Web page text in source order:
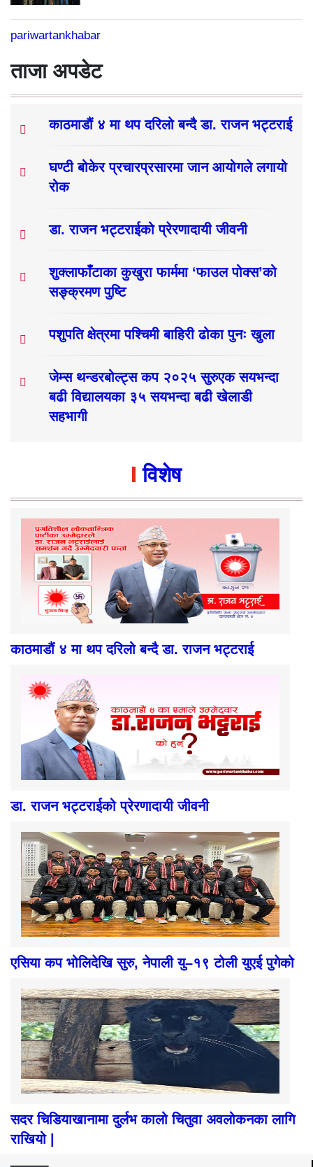
pariwartankhabar
ताजा अपडेट
काठमाडौं ४ मा थप दरिलो बन्दै डा. राजन भट्टराई
घण्टी बोकेर प्रचारप्रसारमा जान आयोगले लगायो
रोक
डा. राजन भट्टराईको प्रेरणादायी जीवनी
शुक्लाफाँटाका कुखुरा फार्ममा ‘फाउल पोक्स’को
सङ्क्रमण पुष्टि
पशुपति क्षेत्रमा पश्चिमी बाहिरी ढोका पुनः खुला
जेम्स थन्डरबोल्ट्स कप २०२५ सुरुएक सयभन्दा
बढी विद्यालयका ३५ सयभन्दा बढी खेलाडी
सहभागी
विशेष
काठमाडौं ४ मा थप दरिलो बन्दै डा. राजन भट्टराई
डा. राजन भट्टराईको प्रेरणादायी जीवनी
एसिया कप भोलिदेखि सुरु, नेपाली यु–१९ टोली युएई पुगेको
सदर चिडियाखानामा दुर्लभ कालो चितुवा अवलोकनका लागि
राखियो |